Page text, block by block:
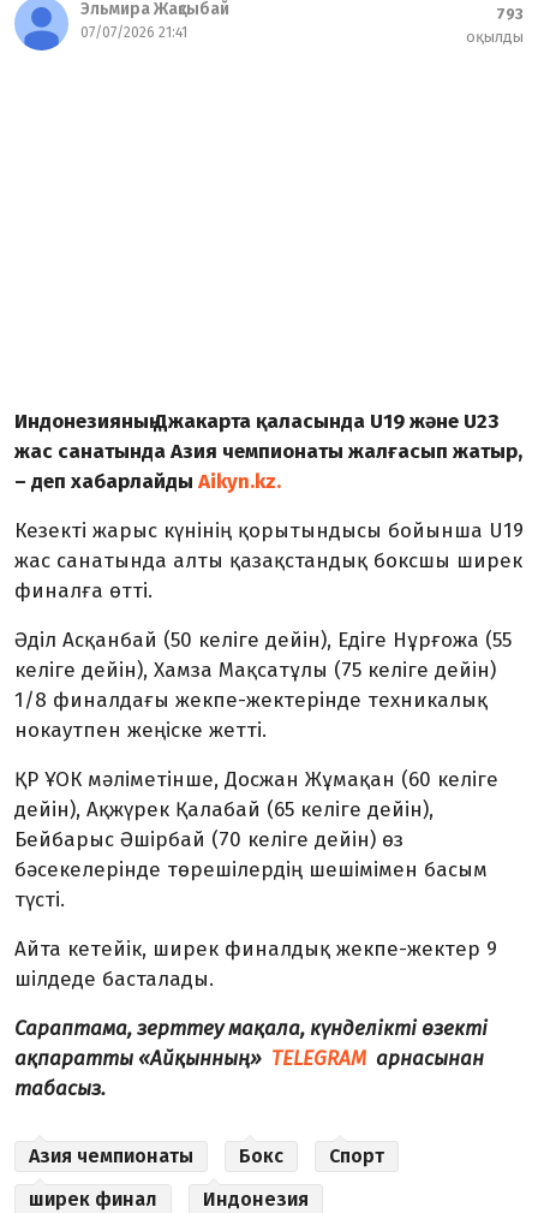
Эльмира Жақсыбай
07/07/2026 21:41
793
оқылды
Индонезияның Джакарта қаласында U19 және U23
жас санатында Азия чемпионаты жалғасып жатыр,
– деп хабарлайды Aikyn.kz.
Кезекті жарыс күнінің қорытындысы бойынша U19
жас санатында алты қазақстандық боксшы ширек
финалға өтті.
Әділ Асқанбай (50 келіге дейін), Едіге Нұрғожа (55
келіге дейін), Хамза Мақсатұлы (75 келіге дейін)
1/8 финалдағы жекпе-жектерінде техникалық
нокаутпен жеңіске жетті.
ҚР ҰОК мәліметінше, Досжан Жұмақан (60 келіге
дейін), Ақжүрек Қалабай (65 келіге дейін),
Бейбарыс Әшірбай (70 келіге дейін) өз
бәсекелерінде төрешілердің шешімімен басым
түсті.
Айта кетейік, ширек финалдық жекпе-жектер 9
шілдеде басталады.
Сараптама, зерттеу мақала, күнделікті өзекті
ақпаратты «Айқынның» TELEGRAM арнасынан
табасыз.
Азия чемпионаты Бокс
Спорт
ширек финал
Индонезия